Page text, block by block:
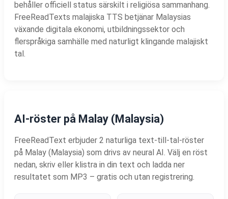
behåller officiell status särskilt i religiösa sammanhang.
FreeReadTexts malajiska TTS betjänar Malaysias
växande digitala ekonomi, utbildningssektor och
flerspråkiga samhälle med naturligt klingande malajiskt
tal.
AI-röster på Malay (Malaysia)
FreeReadText erbjuder 2 naturliga text-till-tal-röster
på Malay (Malaysia) som drivs av neural AI. Välj en röst
nedan, skriv eller klistra in din text och ladda ner
resultatet som MP3 – gratis och utan registrering.